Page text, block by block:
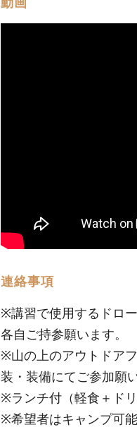
連絡事項
※講習で使用するドロ
各自ご持参願います。
※山の上のアウトドア
装・装備にてご参加願
※ランチ付（軽食＋ドリ
※希望者はキャンプ可能